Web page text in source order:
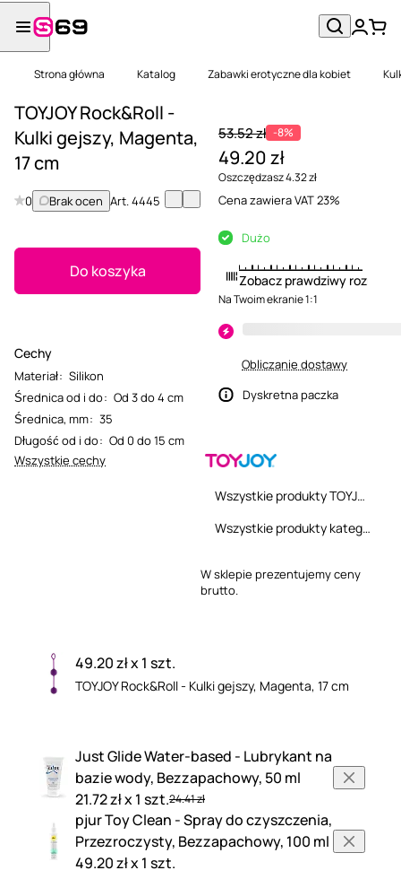
Strona główna Katalog Zabawki erotyczne dla kobiet
TOYJOY Rock&Roll -
Kulki gejszy, Magenta,
17 cm
0 Brak ocen Art.4445
Do koszyka
Cechy
Materiał: Silikon
Średnica od i do: Od 3 do 4 cm
Średnica, mm: 35
Długość od i do: Od 0 do 15 cm
Wszystkie cechy
53.52 zł -8%
49.20 zł
Oszczędzasz 4.32 zł
Cena zawiera VAT 23%
Dużo
Zobacz prawdziwy rozmiar
Na Twoim ekranie 1:1
Obliczanie dostawy
Dyskretna paczka
Wszystkie produkty TOYJOY
Wszystkie produkty kategorii
W sklepie prezentujemy ceny
brutto.
49.20 zł x 1 szt.
TOYJOY Rock&Roll - Kulki gejszy, Magenta, 17 cm
Just Glide Water-based - Lubrykant na
bazie wody, Bezzapachowy, 50 ml
21.72 zł x 1 szt.24.41 zł
pjur Toy Clean - Spray do czyszczenia,
Przezroczysty, Bezzapachowy, 100 ml
49.20 zł x 1 szt.